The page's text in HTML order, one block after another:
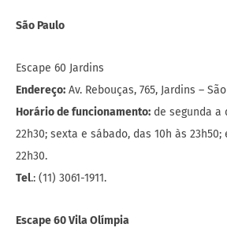
São Paulo
Escape 60 Jardins
Endereço: Av. Rebouças, 765, Jardins –
Horário de funcionamento: de segunda a
22h30; sexta e sábado, das 10h às 23h50;
22h30.
Tel.: (11) 3061-1911.
Escape 60 Vila Olímpia